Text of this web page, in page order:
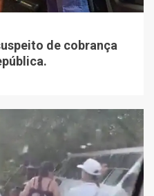
de cobrança